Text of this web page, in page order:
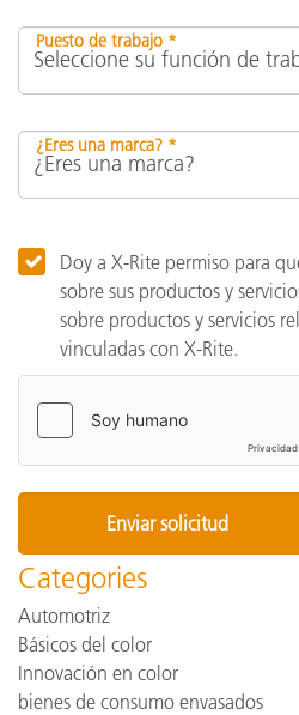
Puesto de trabajo *
¿Eres una marca? *
Doy a X-Rite permiso para
sobre sus productos y
sobre productos y servicios
vinculadas con X-Rite.
Categories
Automotriz
Básicos del color
Innovación en color
bienes de consumo envasados